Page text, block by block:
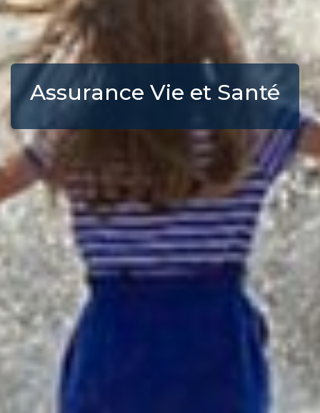
Assurance Vie et Santé